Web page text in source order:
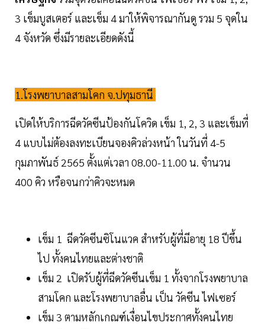
3 เข็มบูสเตอร์ และเข็ม 4 มาให้พิจารณากันดู รวม 5 จุดใน
4 จังหวัด ซึ่งมีรายละเอียดดังนี้
1.โรงพยาบาลสามโคก จ.ปทุมธานี
เปิดให้บริการฉีดวัคซีนป้องกันโควิด เข็ม 1, 2, 3 และเข็มที่
4 แบบไม่ต้องลงทะเบียนจองคิวล่วงหน้า ในวันที่ 4-5
กุมภาพันธ์ 2565 ตั้งแต่เวลา 08.00-11.00 น. จำนวน
400 คิว หรือจนกว่าคิวจะหมด
เข็ม 1 ฉีดวัคซีนซิโนแวค สำหรับผู้ที่มีอายุ 18 ปีขึ้น
ไป ทั้งคนไทยและต่างชาติ
เข็ม 2 เปิดรับผู้ที่ฉีดวัคซีนเข็ม 1 ทั้งจากโรงพยาบาล
สามโคก และโรงพยาบาลอื่น เป็น วัคซีน ไฟเซอร์
เข็ม 3 ตามหลักเกณฑ์เงื่อนไขประกาศทั้งคนไทย